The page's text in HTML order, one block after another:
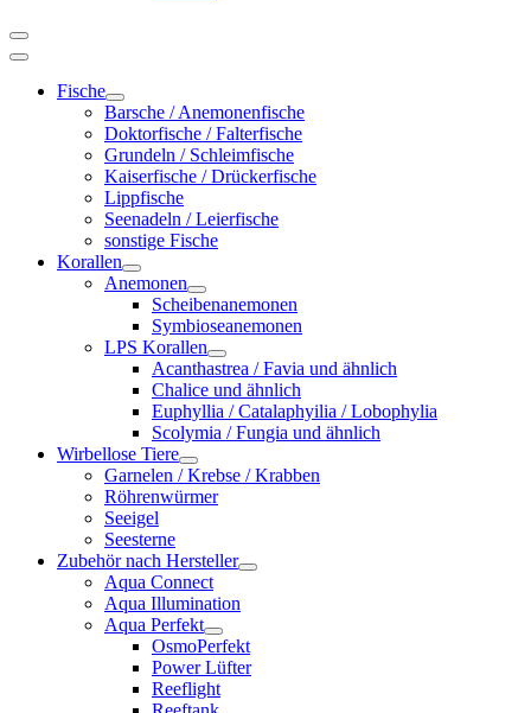
Fische
Barsche / Anemonenfische
Doktorfische / Falterfische
Grundeln / Schleimfische
Kaiserfische / Drückerfische
Lippfische
Seenadeln / Leierfische
sonstige Fische
Korallen
Anemonen
Scheibenanemonen
Symbioseanemonen
LPS Korallen
Acanthastrea / Favia und ähnlich
Chalice und ähnlich
Euphyllia / Catalaphyilia / Lobophylia
Scolymia / Fungia und ähnlich
Wirbellose Tiere
Garnelen / Krebse / Krabben
Röhrenwürmer
Seeigel
Seesterne
Zubehör nach Hersteller
Aqua Connect
Aqua Illumination
Aqua Perfekt
OsmoPerfekt
Power Lüfter
Reeflight